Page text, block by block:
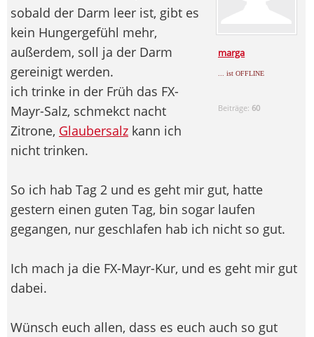
marga
... ist OFFLINE
Beiträge: 60
sobald der Darm leer ist, gibt es
kein Hungergefühl mehr,
außerdem, soll ja der Darm
gereinigt werden.
ich trinke in der Früh das FX-
Mayr-Salz, schmekct nacht
Zitrone, Glaubersalz kann ich
nicht trinken.
So ich hab Tag 2 und es geht mir gut, hatte
gestern einen guten Tag, bin sogar laufen
gegangen, nur geschlafen hab ich nicht so gut.
Ich mach ja die FX-Mayr-Kur, und es geht mir gut
dabei.
Wünsch euch allen, dass es euch auch so gut